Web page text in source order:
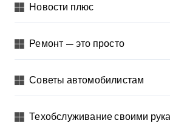
Новости плюс
Ремонт — это просто
Советы автомобилистам
Техобслуживание своими